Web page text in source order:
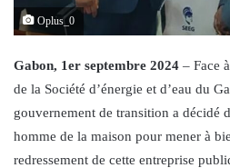
Oplus_0
Gabon, 1er septembre 2024 – Face
de la Société d’énergie et d’eau du
gouvernement de transition a décidé
homme de la maison pour mener à
redressement de cette entreprise